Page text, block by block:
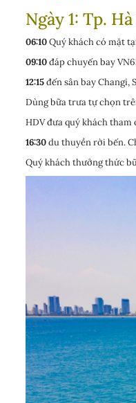
Ngày 1: Tp.
06:10Quý khách có mặt
09:10đáp chuyến bay
12:15đến sân bay Changi,
Dùng bữa trưa tự chọn
HDV đưa quý khách
16:30du thuyền rời bến.
Quý khách thưởng thức